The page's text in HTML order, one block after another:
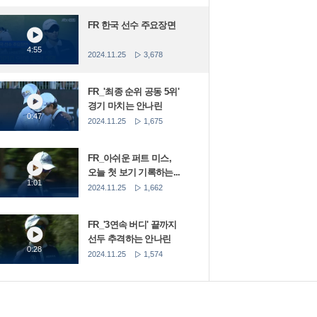
4:55
FR 한국 선수 주요장면
2024.11.25 3,678
0:47
FR_'최종 순위 공동 5위'
경기 마치는 안나린
2024.11.25 1,675
1:01
FR_아쉬운 퍼트 미스,
오늘 첫 보기 기록하는...
2024.11.25 1,662
0:28
FR_'3연속 버디' 끝까지
선두 추격하는 안나린
2024.11.25 1,574